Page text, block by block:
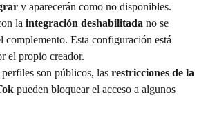
y aparecerán como no disponibles.
la integración deshabilitada no se
complemento. Esta configuración está
el propio creador.
son públicos, las restricciones de la
pueden bloquear el acceso a algunos